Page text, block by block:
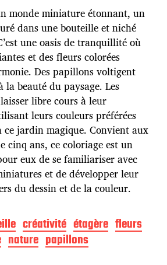
monde miniature étonnant, un
dans une bouteille et niché
une oasis de tranquillité où
et des fleurs colorées
Des papillons voltigent
beauté du paysage. Les
libre cours à leur
leurs couleurs préférées
jardin magique. Convient aux
cinq ans, ce coloriage est un
eux de se familiariser avec
et de développer leur
du dessin et de la couleur.
créativité étagère fleurs
nature papillons